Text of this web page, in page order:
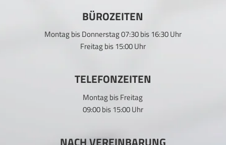
BÜROZEITEN
Montag bis Donnerstag 07:30 bis 16:30 Uhr
Freitag bis 15:00 Uhr
TELEFONZEITEN
Montag bis Freitag
09:00 bis 15:00 Uhr
NACH VEREINBARUNG